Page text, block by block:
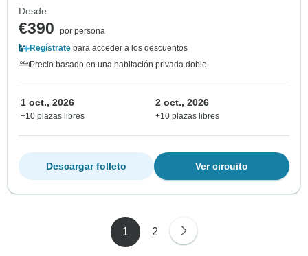
Desde
€390
por persona
Regístrate para acceder a los descuentos
Precio basado en una habitación privada doble
1 oct., 2026
+10 plazas libres
2 oct., 2026
+10 plazas libres
Ver circuito
Descargar folleto
1 2